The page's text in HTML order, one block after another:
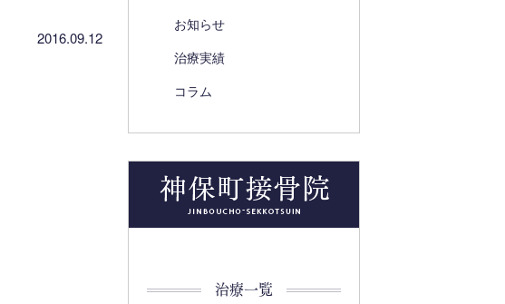
2016.09.12
お知らせ
治療実績
コラム
治療一覧